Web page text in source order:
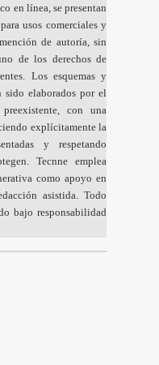
en línea, se presentan
usos comerciales y
de autoría, sin
de los derechos de
Los esquemas y
sido elaborados por el
con una
explícitamente la
y respetando
Tecnne emplea
como apoyo en
asistida. Todo
bajo responsabilidad